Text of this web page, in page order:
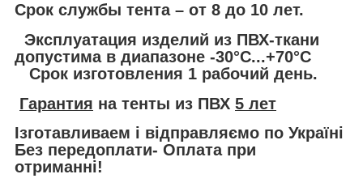
Срок службы тента – от 8 до 10 лет.
Эксплуатация изделий из ПВХ-ткани
допустима в диапазоне -30°C...+70°C
Срок изготовления 1 рабочий день.
Гарантия на тенты из ПВХ 5 лет
Ізготавливаем і відправляємо по Україні
Без передоплати- Оплата при
отриманні!